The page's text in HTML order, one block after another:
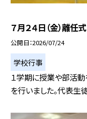
７月２４日（金）離任式
公開日 2026/07/24
学校行事
１学期に授業や部活
を行いました。代表生